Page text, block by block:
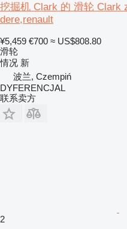
挖掘机 Clark 的 滑轮 Clark
dere,renault
¥5,459 €700 ≈ US$808.80
滑轮
情况 新
波兰, Czempiń
DYFERENCJAL
联系卖方
2